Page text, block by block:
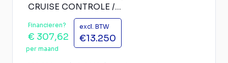
CRUISE CONTROLE /...
Financieren?
€ 307,62
per maand
excl. BTW
€13.250